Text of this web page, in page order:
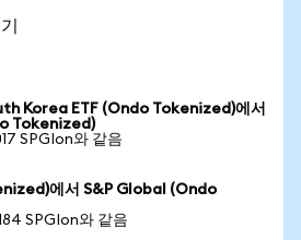
Korea ETF (Ondo Tokenized)에서
Tokenized)
SPGIon와 같음
에서 S&P Global (Ondo
SPGIon와 같음